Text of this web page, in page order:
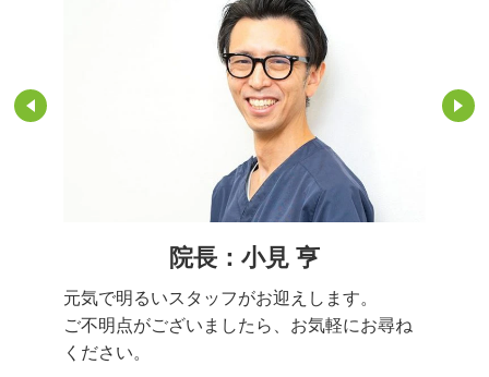
院長：小見 亨
元気で明るいスタッフがお迎えします。
ご不明点がございましたら、お気軽にお尋ね
ください。